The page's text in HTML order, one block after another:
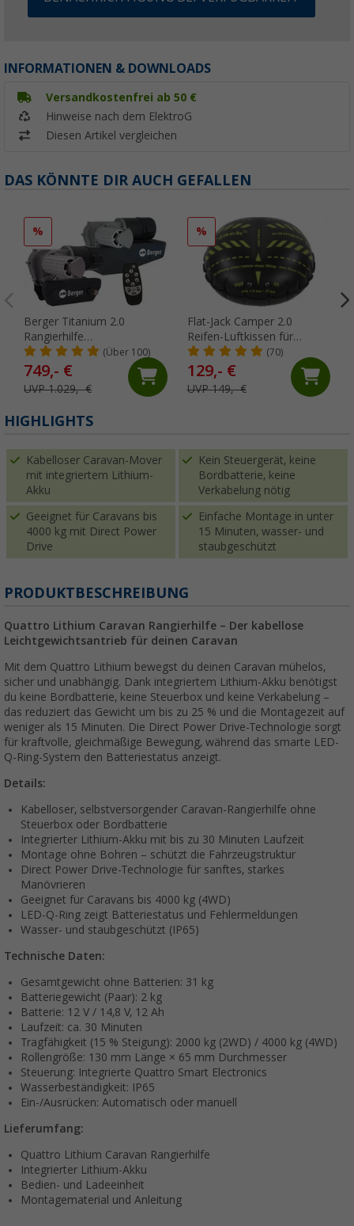
INFORMATIONEN & DOWNLOADS
Versandkostenfrei ab 50 €
Hinweise nach dem ElektroG
Diesen Artikel vergleichen
DAS KÖNNTE DIR AUCH GEFALLEN
%
Berger Titanium 2.0
Rangierhilfe
halbautomatisch Anthrazit
(Über 100)
749,- €
UVP 1.029,- €
%
Flat-Jack Camper 2.0
Reifen-Luftkissen für
Fahrzeuge bis 6 Tonnen &
bis 305 mm Reifenbreite
(70)
129,- €
UVP 149,- €
HIGHLIGHTS
Kabelloser Caravan-Mover
mit integriertem Lithium-
Akku
Kein Steuergerät, keine
Bordbatterie, keine
Verkabelung nötig
Geeignet für Caravans bis
4000 kg mit Direct Power
Drive
Einfache Montage in unter
15 Minuten, wasser- und
staubgeschützt
PRODUKTBESCHREIBUNG
Quattro Lithium Caravan Rangierhilfe – Der kabellose
Leichtgewichtsantrieb für deinen Caravan
Mit dem Quattro Lithium bewegst du deinen Caravan mühelos,
sicher und unabhängig. Dank integriertem Lithium-Akku benötigst
du keine Bordbatterie, keine Steuerbox und keine Verkabelung –
das reduziert das Gewicht um bis zu 25 % und die Montagezeit auf
weniger als 15 Minuten. Die Direct Power Drive-Technologie sorgt
für kraftvolle, gleichmäßige Bewegung, während das smarte LED-
Q-Ring-System den Batteriestatus anzeigt.
Details:
Kabelloser, selbstversorgender Caravan-Rangierhilfe ohne
Steuerbox oder Bordbatterie
Integrierter Lithium-Akku mit bis zu 30 Minuten Laufzeit
Montage ohne Bohren – schützt die Fahrzeugstruktur
Direct Power Drive-Technologie für sanftes, starkes
Manövrieren
Geeignet für Caravans bis 4000 kg (4WD)
LED-Q-Ring zeigt Batteriestatus und Fehlermeldungen
Wasser- und staubgeschützt (IP65)
Technische Daten:
Gesamtgewicht ohne Batterien: 31 kg
Batteriegewicht (Paar): 2 kg
Batterie: 12 V / 14,8 V, 12 Ah
Laufzeit: ca. 30 Minuten
Tragfähigkeit (15 % Steigung): 2000 kg (2WD) / 4000 kg (4WD)
Rollengröße: 130 mm Länge × 65 mm Durchmesser
Steuerung: Integrierte Quattro Smart Electronics
Wasserbeständigkeit: IP65
Ein-/Ausrücken: Automatisch oder manuell
Lieferumfang:
Quattro Lithium Caravan Rangierhilfe
Integrierter Lithium-Akku
Bedien- und Ladeeinheit
Montagematerial und Anleitung